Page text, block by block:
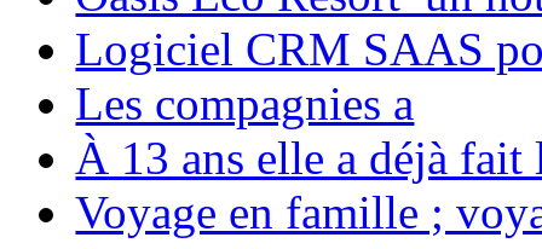
Logiciel CRM SAAS
Les compagnies a
À 13 ans elle a déjà
Voyage en famille ;